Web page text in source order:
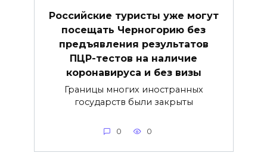
Российские туристы уже могут
посещать Черногорию без
предъявления результатов
ПЦР-тестов на наличие
коронавируса и без визы
Границы многих иностранных
государств были закрыты
0 0